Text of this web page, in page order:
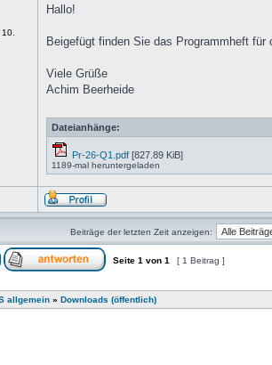
Hallo!
Beigefügt finden Sie das Programmheft für
Viele Grüße
Achim Beerheide
Dateianhänge:
Pr-26-Q1.pdf [827.89 KiB]
1189-mal heruntergeladen
Beiträge der letzten Zeit anzeigen:
Seite 1 von 1 [ 1 Beitrag ]
allgemein » Downloads (öffentlich)